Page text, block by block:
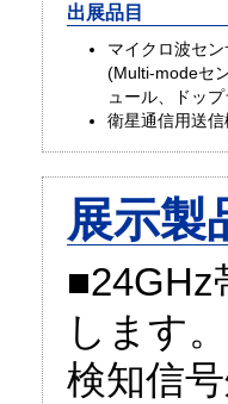
出展品目
マイクロ波セ
(Multi-modeセ
ュール、ドッ
衛星通信用送
展示製
■24GHz
します
検知信